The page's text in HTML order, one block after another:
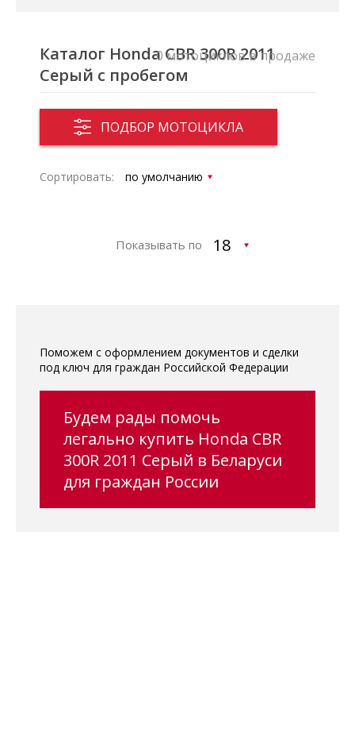
Каталог Honda CBR 300R 2011
Серый с пробегом
ПОДБОР МОТОЦИКЛА
0 мотоциклов в продаже
Сортировать:
Показывать по
Поможем с оформлением документов и сделки
под ключ для граждан Российской Федерации
Будем рады помочь
легально купить Honda CBR
300R 2011 Серый в Беларуси
для граждан России